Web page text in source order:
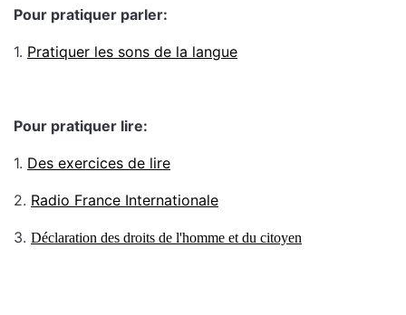
Pour pratiquer parler:
1. Pratiquer les sons de la langue
Pour pratiquer lire:
1. Des exercices de lire
2. Radio France Internationale
3. Déclaration des droits de l'homme et du citoyen